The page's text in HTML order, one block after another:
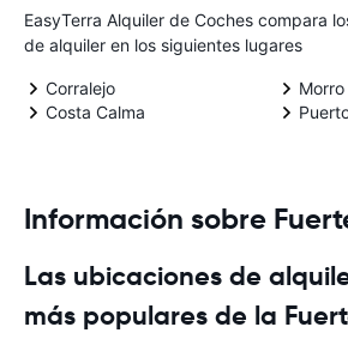
EasyTerra Alquiler de Coches compara
de alquiler en los siguientes lugares
Corralejo
Costa Calma
Información sobre
Las ubicaciones de
más populares de la